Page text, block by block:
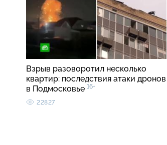
Взрыв разоворотил несколько
квартир: последствия атаки дронов
в Подмосковье 16+
22827